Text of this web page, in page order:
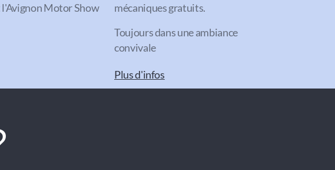
Motor Show
mécaniques gratuits.
Toujours dans une ambiance
convivale
Plus d'infos